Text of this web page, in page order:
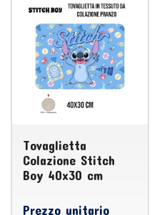
Tovaglietta
Colazione Stitch
Boy 40x30 cm
Prezzo unitario